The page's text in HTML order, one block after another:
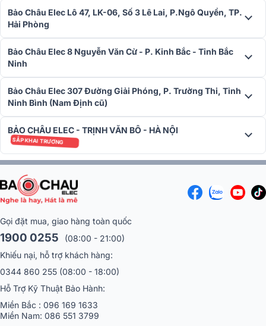
Chất lượng hoàn thiện cao cấp, linh hoạt trong bố trí
Bên cạnh chất lượng âm thanh vượt trội, KEF Q8 Meta còn được
thiết kế để dễ dàng tích hợp vào hệ thống âm thanh tại gia. Loa có
thể được sử dụng như loa surround treo tường hoặc đặt trên loa
khác để tạo hiệu ứng âm thanh phản xạ từ trần nhà, giúp dễ dàng
thiết lập hệ thống Dolby Atmos mà không cần lắp đặt phức tạp.
Bảo Châu Elec Lô 47, LK-06, Số 3 Lê Lai, P.Ngô Quyền, TP.
Hải Phòng
Bảo Châu Elec 8 Nguyễn Văn Cừ - P. Kinh Bắc - Tỉnh Bắc
Ninh
Bảo Châu Elec 307 Đường Giải Phóng, P. Trường Thi, Tỉnh
Ninh Bình (Nam Định cũ)
BẢO CHÂU ELEC - TRỊNH VĂN BÔ - HÀ NỘI
SẮP KHAI TRƯƠNG
Gọi đặt mua, giao hàng toàn quốc
1900 0255
(08:00 - 21:00)
Khiếu nại, hỗ trợ khách hàng:
0344 860 255 (08:00 - 18:00)
Hỗ Trợ Kỹ Thuật Bảo Hành:
Miền Bắc : 096 169 1633
Miền Nam: 086 551 3799